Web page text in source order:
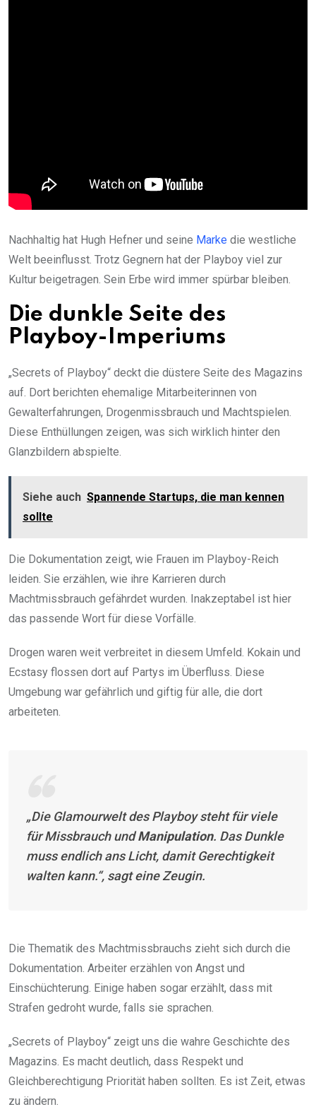
Nachhaltig hat Hugh Hefner und seine Marke die westliche
Welt beeinflusst. Trotz Gegnern hat der Playboy viel zur
Kultur beigetragen. Sein Erbe wird immer spürbar bleiben.
Die dunkle Seite des
Playboy-Imperiums
„Secrets of Playboy“ deckt die düstere Seite des Magazins
auf. Dort berichten ehemalige Mitarbeiterinnen von
Gewalterfahrungen, Drogenmissbrauch und Machtspielen.
Diese Enthüllungen zeigen, was sich wirklich hinter den
Glanzbildern abspielte.
Siehe auch Spannende Startups, die man kennen
sollte
Die Dokumentation zeigt, wie Frauen im Playboy-Reich
leiden. Sie erzählen, wie ihre Karrieren durch
Machtmissbrauch gefährdet wurden. Inakzeptabel ist hier
das passende Wort für diese Vorfälle.
Drogen waren weit verbreitet in diesem Umfeld. Kokain und
Ecstasy flossen dort auf Partys im Überfluss. Diese
Umgebung war gefährlich und giftig für alle, die dort
arbeiteten.
„Die Glamourwelt des Playboy steht für viele
für Missbrauch undManipulation. Das Dunkle
muss endlich ans Licht, damit Gerechtigkeit
walten kann.“, sagt eine Zeugin.
Die Thematik des Machtmissbrauchs zieht sich durch die
Dokumentation. Arbeiter erzählen von Angst und
Einschüchterung. Einige haben sogar erzählt, dass mit
Strafen gedroht wurde, falls sie sprachen.
„Secrets of Playboy“ zeigt uns die wahre Geschichte des
Magazins. Es macht deutlich, dass Respekt und
Gleichberechtigung Priorität haben sollten. Es ist Zeit, etwas
zu ändern.